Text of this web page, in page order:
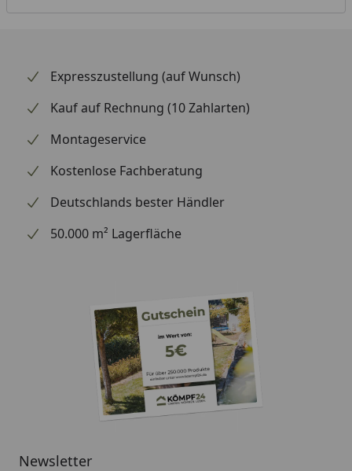
Expresszustellung (auf Wunsch)
Kauf auf Rechnung (10 Zahlarten)
Montageservice
Kostenlose Fachberatung
Deutschlands bester Händler
50.000 m² Lagerfläche
Newsletter